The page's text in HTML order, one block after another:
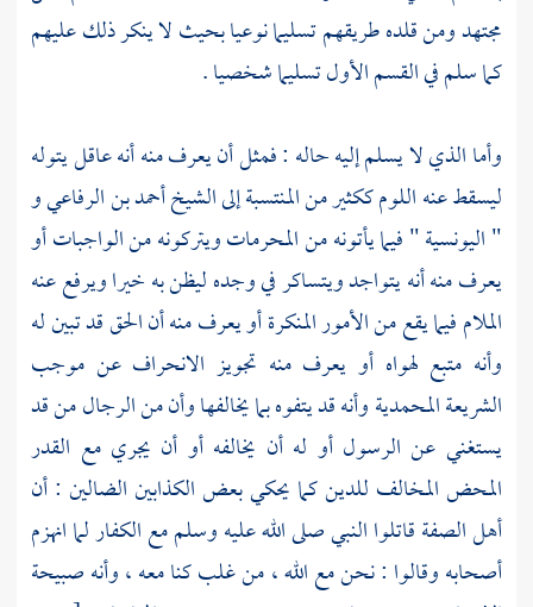
مجتهد ومن قلده طريقهم تسليما نوعيا بحيث لا ينكر ذلك عليهم
كما سلم في القسم الأول تسليما شخصيا .
وأما الذي لا يسلم إليه حاله : فمثل أن يعرف منه أنه عاقل يتوله
ليسقط عنه اللوم ككثير من المنتسبة إلى الشيخأحمد بن الرفاعيو
" اليونسية" فيما يأتونه من المحرمات ويتركونه من الواجبات أو
يعرف منه أنه يتواجد ويتساكر في وجده ليظن به خيرا ويرفع عنه
الملام فيما يقع من الأمور المنكرة أو يعرف منه أن الحق قد تبين له
وأنه متبع لهواه أو يعرف منه تجويز الانحراف عن موجب
الشريعة المحمدية وأنه قد يتفوه بما يخالفها وأن من الرجال من قد
يستغني عن الرسول أو له أن يخالفه أو أن يجري مع القدر
المحض المخالف للدين كما يحكي بعض الكذابين الضالين : أن
أهل الصفة قاتلوا النبي صلى الله عليه وسلم مع الكفار لما انهزم
أصحابه وقالوا : نحن مع الله ، من غلب كنا معه ، وأنه صبيحة